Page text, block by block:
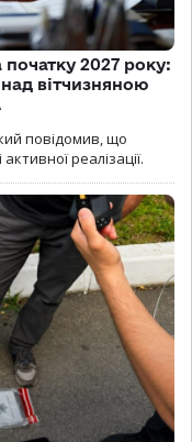
2027 року:
вітчизняною
повідомив, що
реалізації.